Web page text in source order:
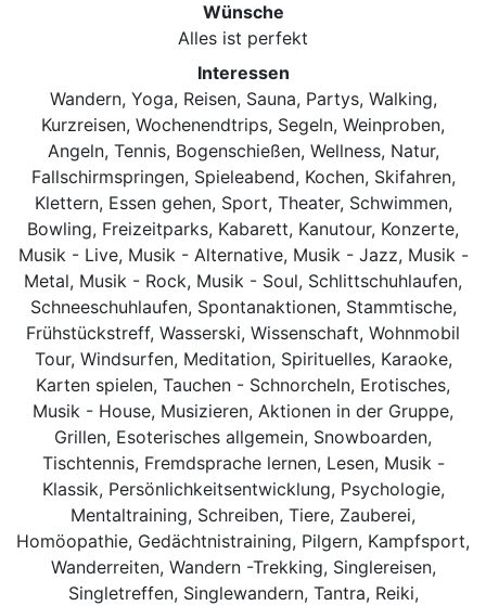
Wünsche
Alles ist perfekt
Interessen
Wandern, Yoga, Reisen, Sauna, Partys, Walking,
Kurzreisen, Wochenendtrips, Segeln, Weinproben,
Angeln, Tennis, Bogenschießen, Wellness, Natur,
Fallschirmspringen, Spieleabend, Kochen, Skifahren,
Klettern, Essen gehen, Sport, Theater, Schwimmen,
Bowling, Freizeitparks, Kabarett, Kanutour, Konzerte,
Musik - Live, Musik - Alternative, Musik - Jazz, Musik -
Metal, Musik - Rock, Musik - Soul, Schlittschuhlaufen,
Schneeschuhlaufen, Spontanaktionen, Stammtische,
Frühstückstreff, Wasserski, Wissenschaft, Wohnmobil
Tour, Windsurfen, Meditation, Spirituelles, Karaoke,
Karten spielen, Tauchen - Schnorcheln, Erotisches,
Musik - House, Musizieren, Aktionen in der Gruppe,
Grillen, Esoterisches allgemein, Snowboarden,
Tischtennis, Fremdsprache lernen, Lesen, Musik -
Klassik, Persönlichkeitsentwicklung, Psychologie,
Mentaltraining, Schreiben, Tiere, Zauberei,
Homöopathie, Gedächtnistraining, Pilgern, Kampfsport,
Wanderreiten, Wandern -Trekking, Singlereisen,
Singletreffen, Singlewandern, Tantra, Reiki,